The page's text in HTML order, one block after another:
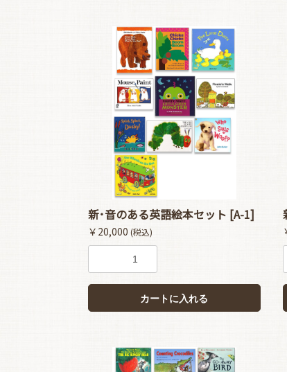
新･音のある英語絵本セット [A-1]
￥20,000 (税込)
カートに入れる